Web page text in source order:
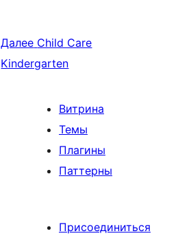
Далее Child Care
Kindergarten
Витрина
Темы
Плагины
Паттерны
Присоединиться